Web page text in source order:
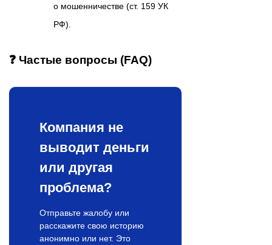
о мошенничестве (ст. 159 УК
РФ).
❓ Частые вопросы (FAQ)
Компания не
выводит деньги
или другая
проблема?
Отправьте жалобу или
расскажите свою историю
анонимно или нет. Это